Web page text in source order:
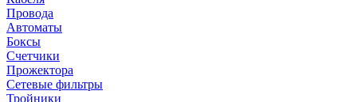
Провода
Автоматы
Боксы
Счетчики
Прожектора
Сетевые фильтры
Тройники